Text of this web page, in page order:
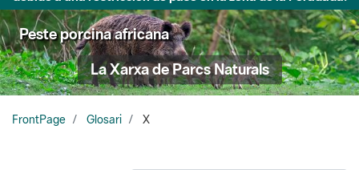
Peste porcina africana
La Xarxa de Parcs Naturals
FrontPage Glosari X